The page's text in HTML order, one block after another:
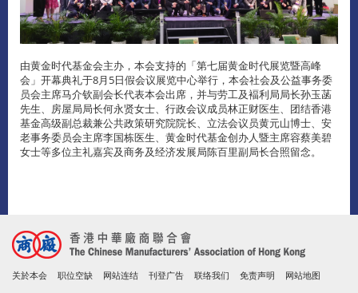
由黄金时代基金会主办，本会支持的「第七届黄金时代展览暨高峰
会」开幕典礼于8月5日假会议展览中心举行，本会社会及公益事务委
员会主席马介钦副会长代表本会出席，并与劳工及褔利局局长孙玉菡
先生、房屋局局长何永贤女士、行政会议成员林正财医生、团结香港
基金高级副总裁兼公共政策研究院院长、立法会议员黄元山博士、安
老事务委员会主席李国栋医生、黄金时代基金创办人暨主席容蔡美碧
女士等多位主礼嘉宾及商务及经济发展局陈百里副局长合照留念。
关於本会 职位空缺 网站连结 刊登广告 联络我们 免责声明 网站地图